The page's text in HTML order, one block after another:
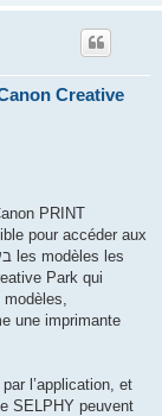
Creative
PRINT
pour accéder aux
Park qui
une imprimante
l’application, et
SELPHY peuvent